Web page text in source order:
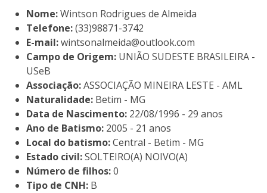
Nome:Wintson Rodrigues de Almeida
Telefone:(33)98871-3742
E-mail:wintsonalmeida@outlook.com
Campo de Origem: UNIÃO SUDESTE BRASILEIRA -
USeB
Associação:ASSOCIAÇÃO MINEIRA LESTE - AML
Naturalidade: Betim - MG
Data de Nascimento: 22/08/1996 - 29 anos
Ano de Batismo: 2005 - 21 anos
Local do batismo:Central - Betim - MG
Estado civil:SOLTEIRO(A) NOIVO(A)
Número de filhos:0
Tipo de CNH: B